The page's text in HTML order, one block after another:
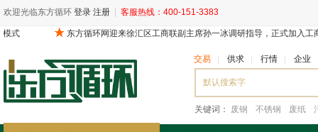
欢迎光临东方循环 登录 注册 客服热线：400-151-3383
交易 供求 行情 企业
关键词： 废钢 不锈钢 废纸